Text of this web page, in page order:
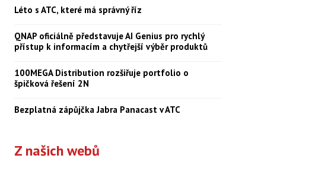
Léto s ATC, které má správný říz
QNAP oficiálně představuje AI Genius pro rychlý
přístup k informacím a chytřejší výběr produktů
100MEGA Distribution rozšiřuje portfolio o
špičková řešení 2N
Bezplatná zápůjčka Jabra Panacast v ATC
Z našich webů